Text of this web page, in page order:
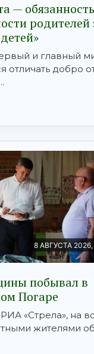
—
родителей
и главный
отличать добро
8 АВГУСТА 2026,
побывал в
Погаре
«Стрела», на
жителями